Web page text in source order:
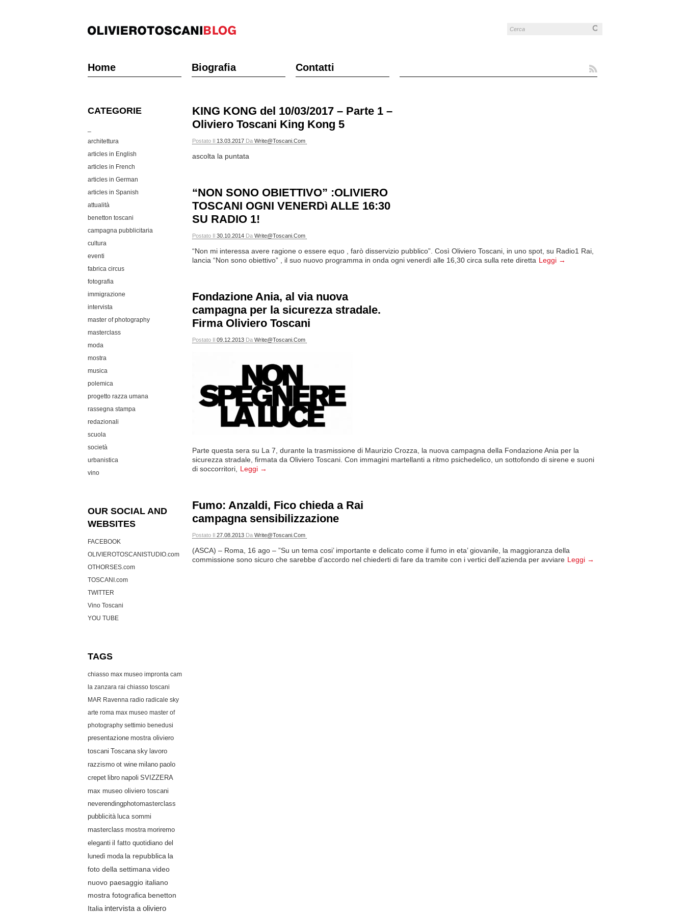
Home Biografia Contatti
CATEGORIE
architettura
articles in English
articles in French
articles in German
articles in Spanish
attualità
benetton toscani
campagna pubblicitaria
cultura
eventi
fabrica circus
fotografia
immigrazione
intervista
master of photography
masterclass
moda
mostra
musica
polemica
progetto razza umana
rassegna stampa
redazionali
scuola
società
urbanistica
vino
OUR SOCIAL AND
WEBSITES
FACEBOOK
OLIVIEROTOSCANISTUDIO.com
OTHORSES.com
TOSCANI.com
TWITTER
Vino Toscani
YOU TUBE
TAGS
chiasso max museo impronta cam
la zanzara rai chiasso toscani
MAR Ravenna radio radicale sky
arte roma max museo master of
photography settimio benedusi
presentazione mostra oliviero
toscani
Toscana sky lavoro
razzismo ot wine milano paolo
crepet libro napoli SVIZZERA
max museo oliviero toscani
neverendingphotomasterclass
pubblicità luca sommi
masterclass mostra moriremo
eleganti il fatto quotidiano del
lunedì moda la repubblica la
foto della settimana video
nuovo paesaggio italiano
mostra fotografica benetton
Italia intervista a oliviero
KING KONG del 10/03/2017 – Parte 1 –
Oliviero Toscani King Kong 5
Postato Il 13.03.2017 Da Write@toscani.com
ascolta la puntata
“NON SONO OBIETTIVO” :OLIVIERO
TOSCANI OGNI VENERDì ALLE 16:30
SU RADIO 1!
Postato Il 30.10.2014 Da Write@toscani.com
“Non mi interessa avere ragione o essere equo , farò disservizio pubblico”. Così Oliviero Toscani, in uno spot, su Radio1 Rai,
lancia “Non sono obiettivo” , il suo nuovo programma in onda ogni venerdì alle 16,30 circa sulla rete diretta Leggi →
Fondazione Ania, al via nuova
campagna per la sicurezza stradale.
Firma Oliviero Toscani
Postato Il 09.12.2013 Da Write@toscani.com
Parte questa sera su La 7, durante la trasmissione di Maurizio Crozza, la nuova campagna della Fondazione Ania per la
sicurezza stradale, firmata da Oliviero Toscani. Con immagini martellanti a ritmo psichedelico, un sottofondo di sirene e suoni
di soccorritori,
Leggi →
Fumo: Anzaldi, Fico chieda a Rai
campagna sensibilizzazione
Postato Il 27.08.2013 Da Write@toscani.com
(ASCA) – Roma, 16 ago – ”Su un tema cosi’ importante e delicato come il fumo in eta’ giovanile, la maggioranza della
commissione sono sicuro che sarebbe d’accordo nel chiederti di fare da tramite con i vertici dell’azienda per avviare Leggi →